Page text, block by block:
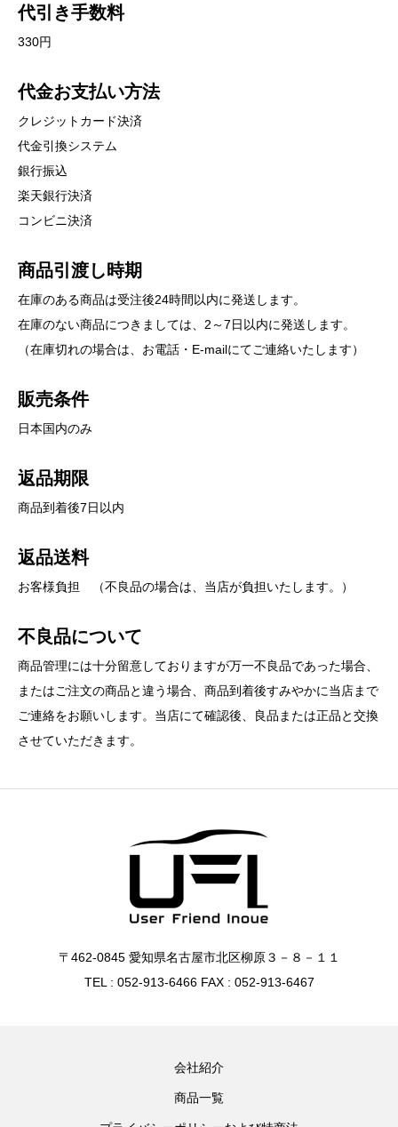
代引き手数料
330円
代金お支払い方法
クレジットカード決済
代金引換システム
銀行振込
楽天銀行決済
コンビニ決済
商品引渡し時期
在庫のある商品は受注後24時間以内に発送します。
在庫のない商品につきましては、2～7日以内に発送します。
（在庫切れの場合は、お電話・E-mailにてご連絡いたします）
販売条件
日本国内のみ
返品期限
商品到着後7日以内
返品送料
お客様負担 （不良品の場合は、当店が負担いたします。）
不良品について
商品管理には十分留意しておりますが万一不良品であった場合、
またはご注文の商品と違う場合、商品到着後すみやかに当店まで
ご連絡をお願いします。当店にて確認後、良品または正品と交換
させていただきます。
〒462-0845 愛知県名古屋市北区柳原３－８－１１
TEL : 052-913-6466 FAX : 052-913-6467
会社紹介
商品一覧